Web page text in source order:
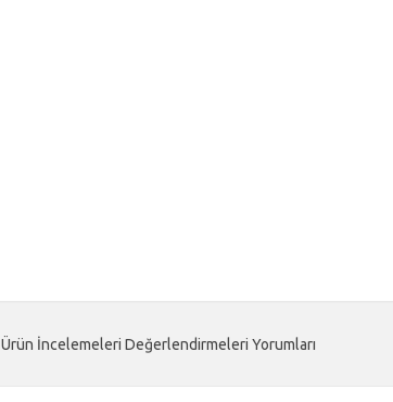
Ürün İncelemeleri Değerlendirmeleri Yorumları